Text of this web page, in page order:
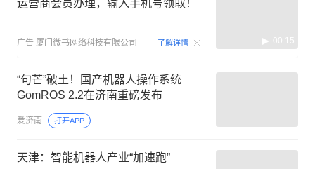
运营商会员办理，输入手机号领取！
广告 厦门微书网络科技有限公司 了解详情 00:15
“句芒”破土！国产机器人操作系统
GomROS 2.2在济南重磅发布
爱济南 打开APP
天津：智能机器人产业“加速跑”